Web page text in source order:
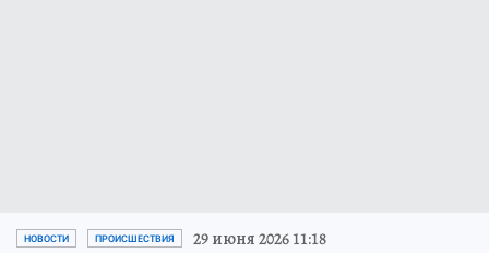
НОВОСТИ ПРОИСШЕСТВИЯ 29 июня 2026 11:18